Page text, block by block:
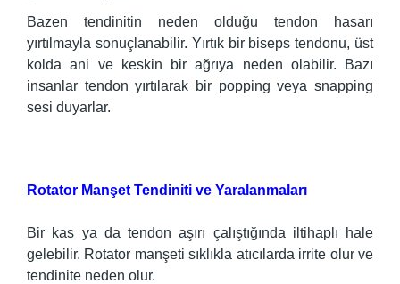
Bazen tendinitin neden olduğu tendon hasarı
yırtılmayla sonuçlanabilir. Yırtık bir biseps tendonu, üst
kolda ani ve keskin bir ağrıya neden olabilir. Bazı
insanlar tendon yırtılarak bir popping veya snapping
sesi duyarlar.
Rotator Manşet Tendiniti ve Yaralanmaları
Bir kas ya da tendon aşırı çalıştığında iltihaplı hale
gelebilir. Rotator manşeti sıklıkla atıcılarda irrite olur ve
tendinite neden olur.